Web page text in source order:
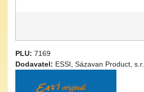
PLU: 7169
Dodavatel: ESSI, Sázavan Product,